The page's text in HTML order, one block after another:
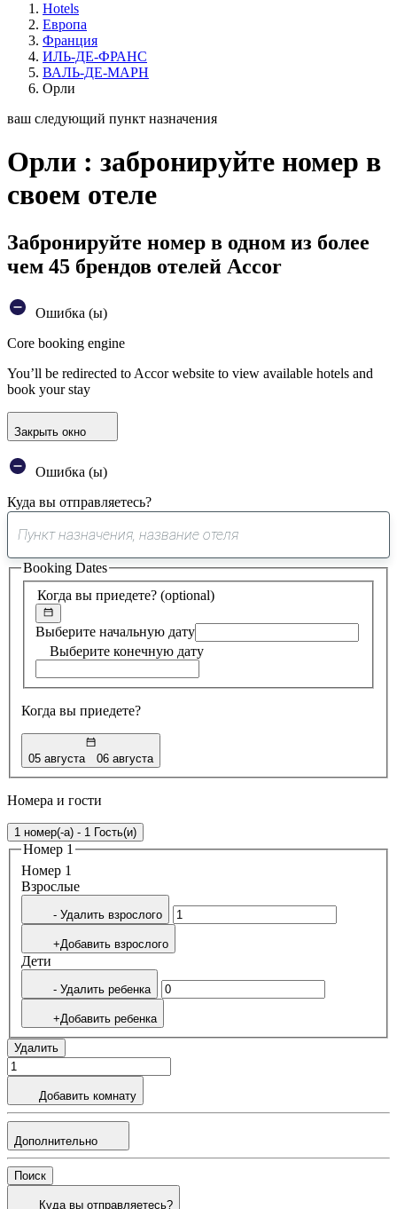
Hotels
Европа
Франция
ИЛЬ-ДЕ-ФРАНС
ВАЛЬ-ДЕ-МАРН
Орли
ваш следующий пункт назначения
Орли : забронируйте номер в
своем отеле
Забронируйте номер в одном из более
чем 45 брендов отелей Accor
Ошибка (ы)
Core booking engine
You’ll be redirected to Accor website to view available hotels and
book your stay
Закрыть окно
Ошибка (ы)
Куда вы отправляетесь?
0
предложение
найдено
Когда вы приедете? (optional)
Выберите начальную дату
Выберите конечную дату
Когда вы приедете?
05 августа 06 августа
Booking Dates
Номера и гости
1 номер(-а) - 1 Гость(и)
Номер 1
Номер 1
Bзрослые
- Удалить взрослого
+Добавить взрослого
Дети
- Удалить ребенка
+Добавить ребенка
Удалить
Добавить комнату
Дополнительно
Поиск
Куда вы отправляетесь?